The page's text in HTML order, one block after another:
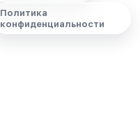
Политика
конфиденциальности